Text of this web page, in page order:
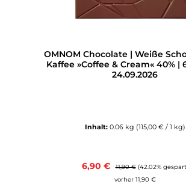
OMNOM Chocolate | Weiße
Kaffee »Coffee & Cream« 40% |
24.09.2026
Inhalt: 0.06 kg (115,00 € / 1 kg)
Verkaufspreis:
6,90 € Regulärer Preis:
11,90 € (42.02%
vorher 11,90 €